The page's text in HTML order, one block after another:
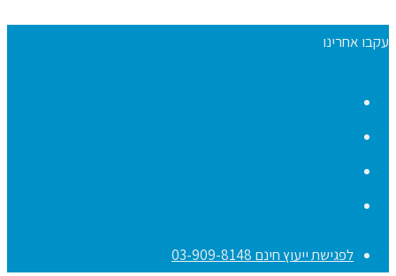
עקבו אחרינו
לפגישת ייעוץ חינם 03-909-8148